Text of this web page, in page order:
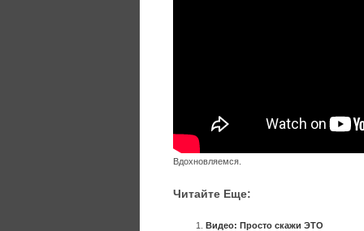
Вдохновляемся.
Читайте Еще:
Видео: Просто скажи ЭТО